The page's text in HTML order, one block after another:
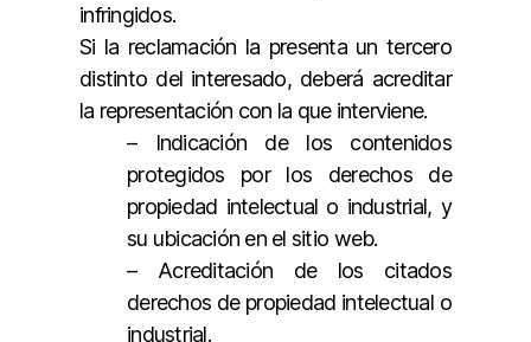
infringidos.
Si la reclamación la presenta un tercero
distinto del interesado, deberá acreditar
la representación con la que interviene.
– Indicación de los contenidos
protegidos por los derechos de
propiedad intelectual o industrial, y
su ubicación en el sitio web.
– Acreditación de los citados
derechos de propiedad intelectual o
industrial.